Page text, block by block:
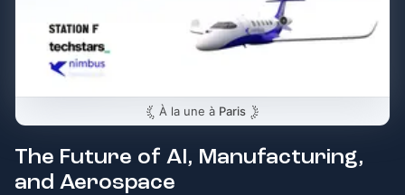
À la une à Paris
The Future of AI, Manufacturing,
and Aerospace